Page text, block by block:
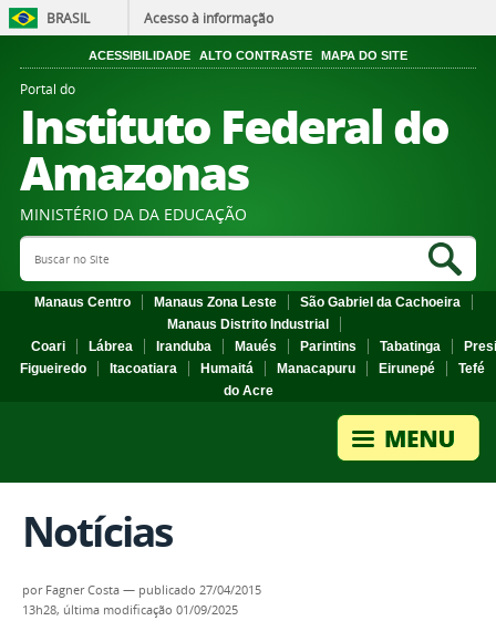
BRASIL Acesso à informação
ACESSIBILIDADE ALTO CONTRASTE MAPA DO SITE
Portal do
Instituto Federal do
Amazonas
MINISTÉRIO DA DA EDUCAÇÃO
Search Site
Manaus Centro Manaus Zona Leste
São Gabriel da Cachoeira
Manaus Distrito Industrial
Coari
Lábrea Iranduba Maués Parintins Tabatinga
Figueiredo
Itacoatiara Humaitá Manacapuru Eirunepé
Tefé
do Acre
Notícias
por Fagner Costa — publicado 27/04/2015
13h28, última modificação 01/09/2025